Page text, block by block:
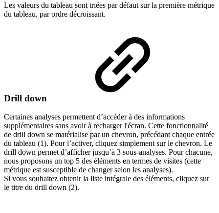
Les valeurs du tableau sont triées par défaut sur la première métrique
du tableau, par ordre décroissant.
Drill down
Certaines analyses permettent d’accéder à des informations
supplémentaires sans avoir à recharger l'écran. Cette fonctionnalité
de drill down se matérialise par un chevron, précédant chaque entrée
du tableau (1). Pour l’activer, cliquez simplement sur le chevron. Le
drill down permet d’afficher jusqu’à 3 sous-analyses. Pour chacune,
nous proposons un top 5 des éléments en termes de visites (cette
métrique est susceptible de changer selon les analyses).
Si vous souhaitez obtenir la liste intégrale des éléments, cliquez sur
le titre du drill down (2).